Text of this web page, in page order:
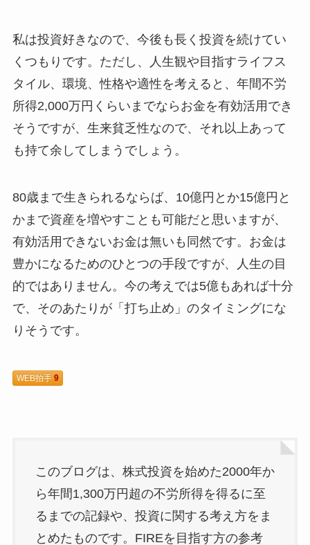
私は投資好きなので、今後も長く投資を続けてい
くつもりです。ただし、人生観や目指すライフス
タイル、環境、性格や適性を考えると、年間不労
所得2,000万円くらいまでならお金を有効活用でき
そうですが、生来貧乏性なので、それ以上あって
も持て余してしまうでしょう。
80歳まで生きられるならば、10億円とか15億円と
かまで資産を増やすことも可能だと思いますが、
有効活用できないお金は無いも同然です。お金は
豊かになるためのひとつの手段ですが、人生の目
的ではありません。今の考えでは5億もあれば十分
で、そのあたりが「打ち止め」のタイミングにな
りそうです。
WEB拍手 9
このブログは、株式投資を始めた2000年か
ら年間1,300万円超の不労所得を得るに至
るまでの記録や、投資に関する考え方をま
とめたものです。FIREを目指す方の参考